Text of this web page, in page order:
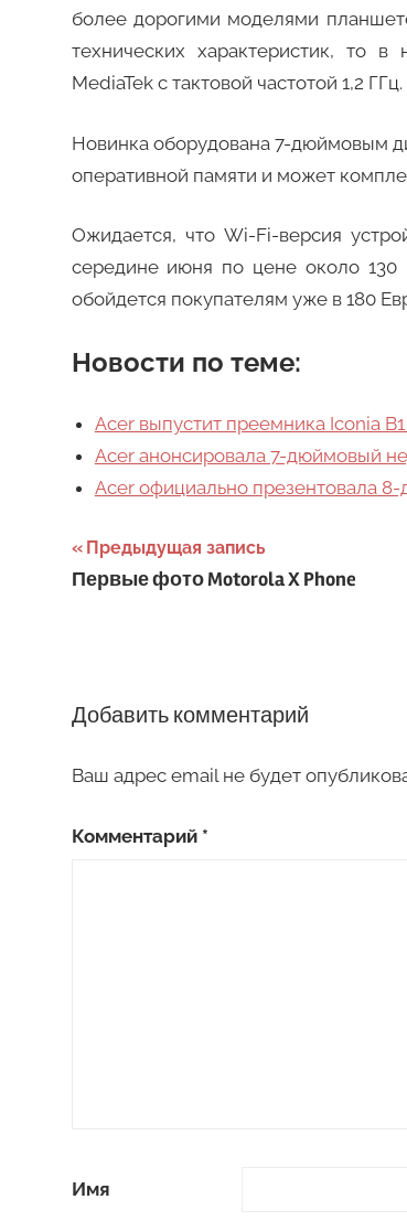
более дорогими моделями
технических характеристик, то
MediaTek с тактовой частотой 1,2 ГГц.
Новинка оборудована 7-дюймовым
оперативной памяти и может
Ожидается, что Wi-Fi-версия
середине июня по цене около 130
обойдется покупателям уже в 180
Новости по теме:
Acer выпустит преемника Iconia
Acer анонсировала 7-дюймовый
Acer официально презентовала
Навигация
по
Предыдущая запись
Первые фото Motorola X Phone
Добавить комментарий
Ваш адрес email не будет
Комментарий *
Имя